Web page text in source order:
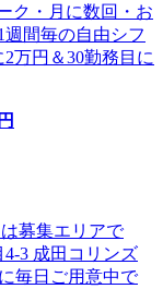
ク・月に数回・お
間毎の自由シフ
万円＆30勤務目に
円
募集エリアで
3 成田コリンズ
毎日ご用意中で